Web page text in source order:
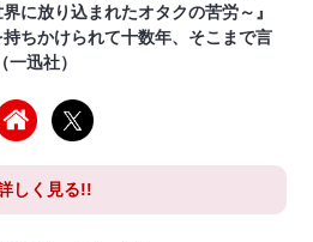
に放り込まれたオタクの苦労～』
持ちかけられて十数年、そこまで言
迅社）
しく見る!!